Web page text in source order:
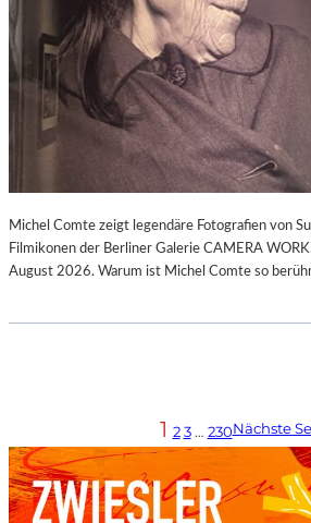
Michel Comte zeigt legendäre Fotografien von
Filmikonen der Berliner Galerie CAMERA
August 2026. Warum ist Michel Comte so
1 2 3 … 230Nächste